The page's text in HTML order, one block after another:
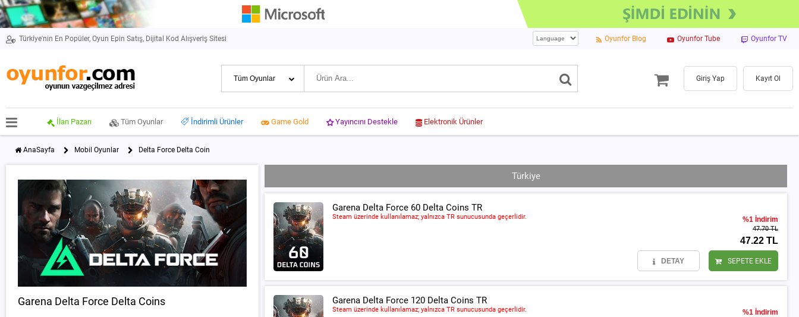
Türkiye'nin En Popüler, Oyun Epin Satış, Dijital Kod Alışveriş Sitesi Oyunfor Blog Oyunfor Tube Oyunfor TV
Giriş Yap Kayıt Ol
İlan Pazarı Tüm Oyunlar İndirimli Ürünler Game Gold Yayıncını Destekle Elektronik Ürünler
AnaSayfa Mobil Oyunlar Delta Force Delta Coin
Garena Delta Force Delta Coins
Türkiye
Garena Delta Force 60 Delta Coins TR
Steam üzerinde kullanılamaz; yalnızca TR sunucusunda geçerlidir. %1 İndirim
47.70 TL
47.22 TL
DETAY SEPETE EKLE
Garena Delta Force 120 Delta Coins TR
Steam üzerinde kullanılamaz; yalnızca TR sunucusunda geçerlidir. %1 İndirim